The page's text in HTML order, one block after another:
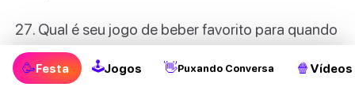
Qual é seu jogo de beber favorito para quando
quer se embriagar?
🥳Festa 🕹Jogos 👋Puxando Conversa 🍿 Vídeos